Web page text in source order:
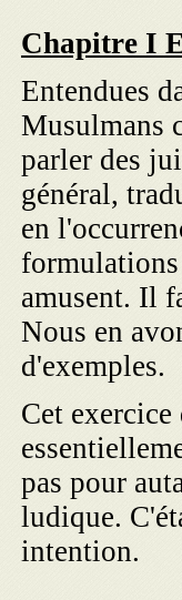
Chapitre I
Entendues
Musulmans
parler des
général,
en
formulations
amusent. Il
Nous en
d'exemples.
Cet exercice
pas pour
ludique.
intention.